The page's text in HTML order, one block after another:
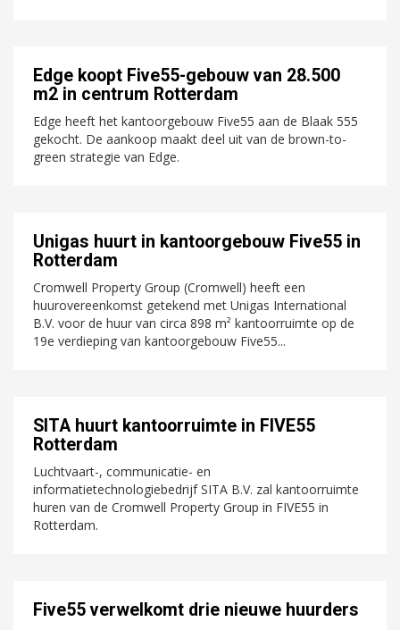
Edge koopt Five55-gebouw van 28.500
m2 in centrum Rotterdam
Edge heeft het kantoorgebouw Five55 aan de Blaak 555
gekocht. De aankoop maakt deel uit van de brown-to-
green strategie van Edge.
Unigas huurt in kantoorgebouw Five55 in
Rotterdam
Cromwell Property Group (Cromwell) heeft een
huurovereenkomst getekend met Unigas International
B.V. voor de huur van circa 898 m² kantoorruimte op de
19e verdieping van kantoorgebouw Five55...
SITA huurt kantoorruimte in FIVE55
Rotterdam
Luchtvaart-, communicatie- en
informatietechnologiebedrijf SITA B.V. zal kantoorruimte
huren van de Cromwell Property Group in FIVE55 in
Rotterdam.
Five55 verwelkomt drie nieuwe huurders